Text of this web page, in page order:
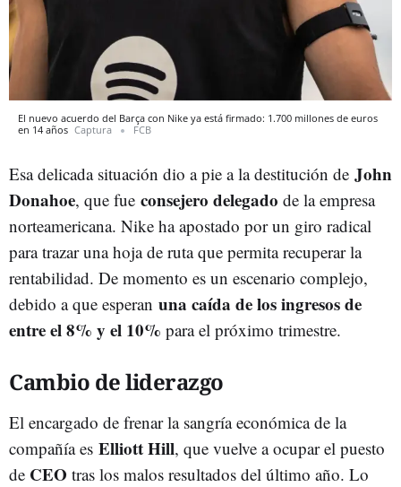
El nuevo acuerdo del Barça con Nike ya está firmado: 1.700 millones de euros
en 14 años Captura FCB
Esa delicada situación dio a pie a la destitución de John
Donahoe, que fue consejero delegado de la empresa
norteamericana. Nike ha apostado por un giro radical
para trazar una hoja de ruta que permita recuperar la
rentabilidad. De momento es un escenario complejo,
debido a que esperan una caída de los ingresos de
entre el 8% y el 10% para el próximo trimestre.
Cambio de liderazgo
El encargado de frenar la sangría económica de la
compañía es Elliott Hill, que vuelve a ocupar el puesto
de CEO tras los malos resultados del último año. Lo